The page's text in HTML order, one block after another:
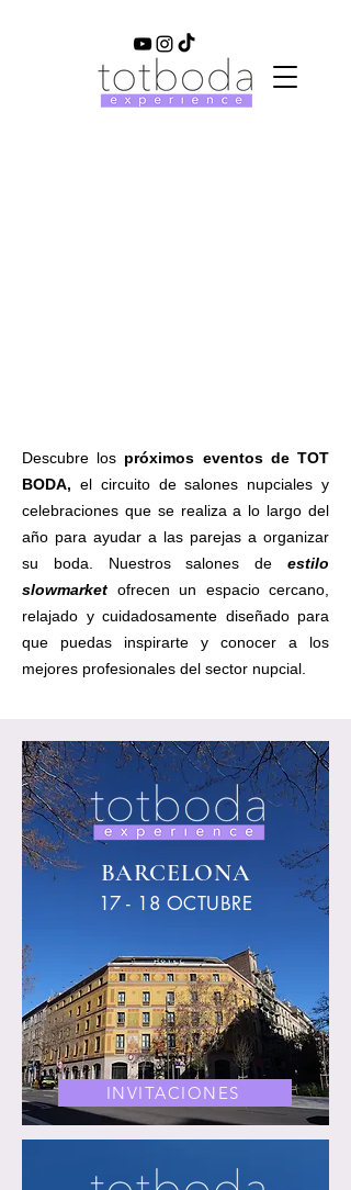
Descubre los próximos eventos de TOT
BODA, el circuito de salones nupciales y
celebraciones que se realiza a lo largo del
año para ayudar a las parejas a organizar
su boda. Nuestros salones de estilo
slowmarket ofrecen un espacio cercano,
relajado y cuidadosamente diseñado para
que puedas inspirarte y conocer a los
mejores profesionales del sector nupcial.
INVITACIONES
17 - 18 OCTUBRE
BARCELONA